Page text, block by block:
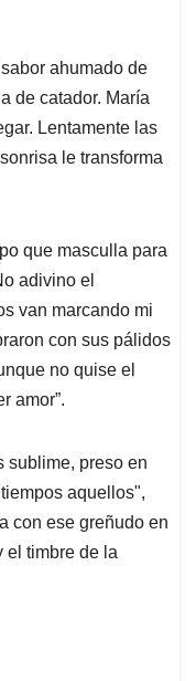
ahumado de
de catador. María
Lentamente las
le transforma
que masculla para
adivino el
van marcando mi
con sus pálidos
no quise el
amor”.
sublime, preso en
aquellos",
con ese greñudo en
el timbre de la